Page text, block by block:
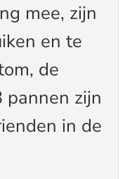
mee, zijn
en te
de
pannen zijn
in de